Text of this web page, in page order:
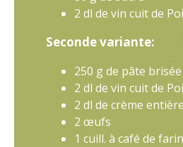
2 dl de vin cuit de
Seconde variante:
250 g de pâte
2 dl de vin cuit de
2 dl de crème
2 œufs
1 cuill. à café de